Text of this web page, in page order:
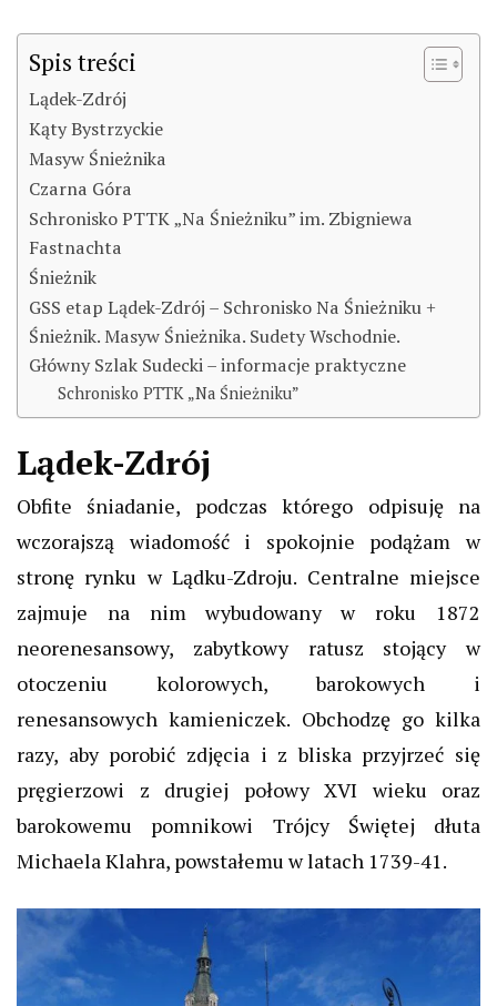
Spis treści
Lądek-Zdrój
Kąty Bystrzyckie
Masyw Śnieżnika
Czarna Góra
Schronisko PTTK „Na Śnieżniku” im. Zbigniewa
Fastnachta
Śnieżnik
GSS etap Lądek-Zdrój – Schronisko Na Śnieżniku +
Śnieżnik. Masyw Śnieżnika. Sudety Wschodnie.
Główny Szlak Sudecki – informacje praktyczne
Schronisko PTTK „Na Śnieżniku”
Lądek-Zdrój
Obfite śniadanie, podczas którego odpisuję na
wczorajszą wiadomość i spokojnie podążam w
stronę rynku w Lądku-Zdroju. Centralne miejsce
zajmuje na nim wybudowany w roku 1872
neorenesansowy, zabytkowy ratusz stojący w
otoczeniu kolorowych, barokowych i
renesansowych kamieniczek. Obchodzę go kilka
razy, aby porobić zdjęcia i z bliska przyjrzeć się
pręgierzowi z drugiej połowy XVI wieku oraz
barokowemu pomnikowi Trójcy Świętej dłuta
Michaela Klahra, powstałemu w latach 1739-41.